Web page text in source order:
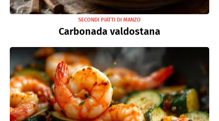
SECONDI PIATTI DI MANZO
Carbonada valdostana